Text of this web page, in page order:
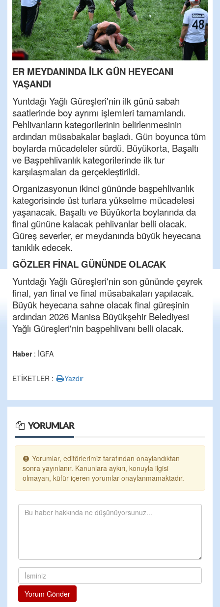
ER MEYDANINDA İLK GÜN HEYECANI
YAŞANDI
Yuntdağı Yağlı Güreşleri'nin ilk günü sabah
saatlerinde boy ayrımı işlemleri tamamlandı.
Pehlivanların kategorilerinin belirlenmesinin
ardından müsabakalar başladı. Gün boyunca tüm
boylarda mücadeleler sürdü. Büyükorta, Başaltı
ve Başpehlivanlık kategorilerinde ilk tur
karşılaşmaları da gerçekleştirildi.
Organizasyonun ikinci gününde başpehlivanlık
kategorisinde üst turlara yükselme mücadelesi
yaşanacak. Başaltı ve Büyükorta boylarında da
final gününe kalacak pehlivanlar belli olacak.
Güreş severler, er meydanında büyük heyecana
tanıklık edecek.
GÖZLER FİNAL GÜNÜNDE OLACAK
Yuntdağı Yağlı Güreşleri'nin son gününde çeyrek
final, yarı final ve final müsabakaları yapılacak.
Büyük heyecana sahne olacak final güreşinin
ardından 2026 Manisa Büyükşehir Belediyesi
Yağlı Güreşleri'nin başpehlivanı belli olacak.
Haber: İGFA
ETİKETLER : Yazdır
YORUMLAR
Yorumlar, editörlerimiz tarafından onaylandıktan
sonra yayınlanır. Kanunlara aykırı, konuyla ilgisi
olmayan, küfür içeren yorumlar onaylanmamaktadır.
Yorum Gönder